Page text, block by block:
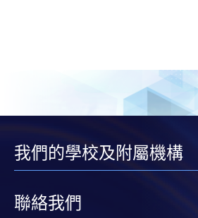
我們的學校及附屬機構
聯絡我們